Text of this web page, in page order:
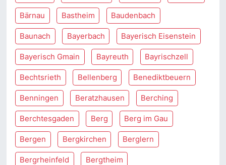
Bärnau Bastheim Baudenbach
Baunach Bayerbach Bayerisch Eisenstein
Bayerisch Gmain Bayreuth Bayrischzell
Bechtsrieth Bellenberg Benediktbeuern
Benningen Beratzhausen Berching
Berchtesgaden Berg Berg im Gau
Bergen Bergkirchen Berglern
Bergrheinfeld Bergtheim